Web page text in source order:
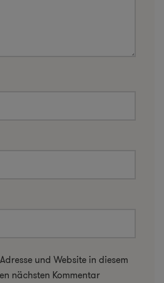
und Website in diesem
nächsten Kommentar